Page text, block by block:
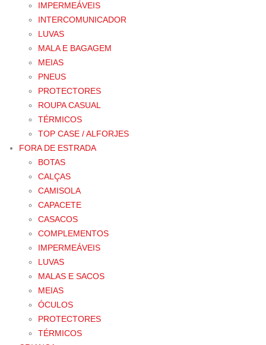
IMPERMEÁVEIS
INTERCOMUNICADOR
LUVAS
MALA E BAGAGEM
MEIAS
PNEUS
PROTECTORES
ROUPA CASUAL
TÉRMICOS
TOP CASE / ALFORJES
FORA DE ESTRADA
BOTAS
CALÇAS
CAMISOLA
CAPACETE
CASACOS
COMPLEMENTOS
IMPERMEÁVEIS
LUVAS
MALAS E SACOS
MEIAS
ÓCULOS
PROTECTORES
TÉRMICOS